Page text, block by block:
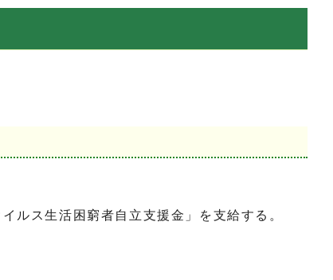
ルス生活困窮者自立支援金」を支給する。